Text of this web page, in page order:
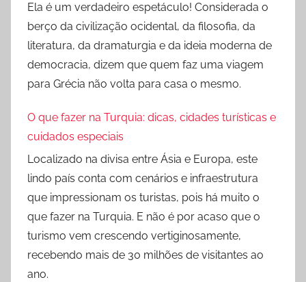
Ela é um verdadeiro espetáculo! Considerada o
berço da civilização ocidental, da filosofia, da
literatura, da dramaturgia e da ideia moderna de
democracia, dizem que quem faz uma viagem
para Grécia não volta para casa o mesmo.
O que fazer na Turquia: dicas, cidades turísticas e
cuidados especiais
Localizado na divisa entre Ásia e Europa, este
lindo país conta com cenários e infraestrutura
que impressionam os turistas, pois há muito o
que fazer na Turquia. E não é por acaso que o
turismo vem crescendo vertiginosamente,
recebendo mais de 30 milhões de visitantes ao
ano.